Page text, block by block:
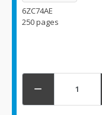
6ZC74AE
250 pages
